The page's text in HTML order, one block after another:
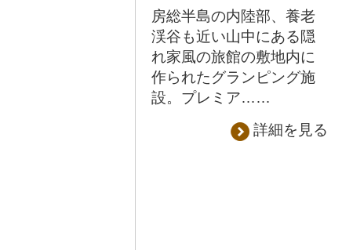
房総半島の内陸部、養老
渓谷も近い山中にある隠
れ家風の旅館の敷地内に
作られたグランピング施
設。プレミア……
詳細を見る